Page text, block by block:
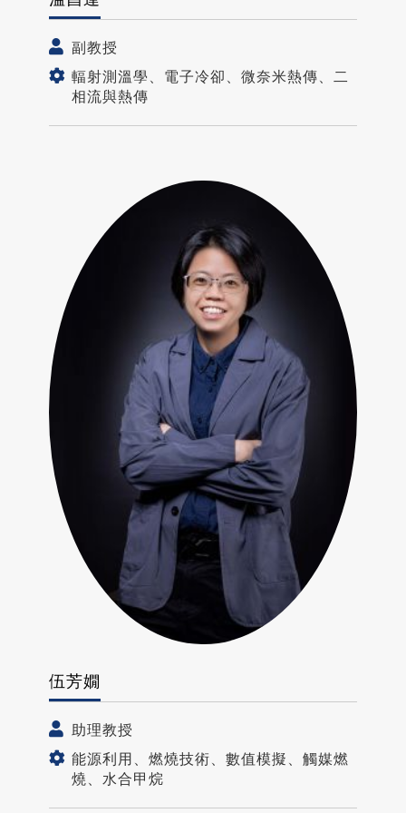
副教授
輻射測溫學、電子冷卻、微奈米熱傳、二
相流與熱傳
伍芳嫺
助理教授
能源利用、燃燒技術、數值模擬、觸媒燃
燒、水合甲烷